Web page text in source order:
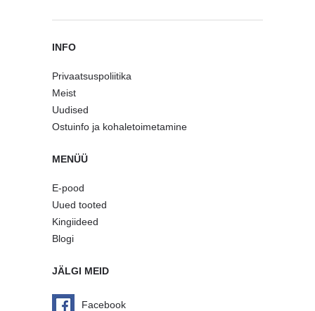
INFO
Privaatsuspoliitika
Meist
Uudised
Ostuinfo ja kohaletoimetamine
MENÜÜ
E-pood
Uued tooted
Kingiideed
Blogi
JÄLGI MEID
Facebook